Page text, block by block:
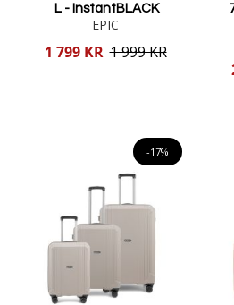
L - InstantBLACK
EPIC
Reducerat
1 799 KR 1 999 KR
-17%